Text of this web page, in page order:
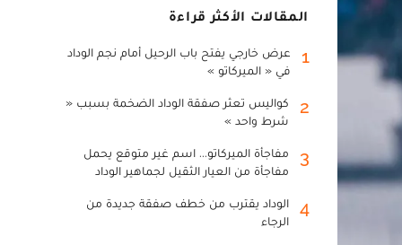
المقالات الأكثر قراءة
1
عرض خارجي يفتح باب الرحيل أمام نجم الوداد
في « الميركاتو »
2
كواليس تعثر صفقة الوداد الضخمة بسبب «
شرط واحد »
3
مفاجأة الميركاتو... اسم غير متوقع يحمل
مفاجأة من العيار الثقيل لجماهير الوداد
4
الوداد يقترب من خطف صفقة جديدة من
الرجاء